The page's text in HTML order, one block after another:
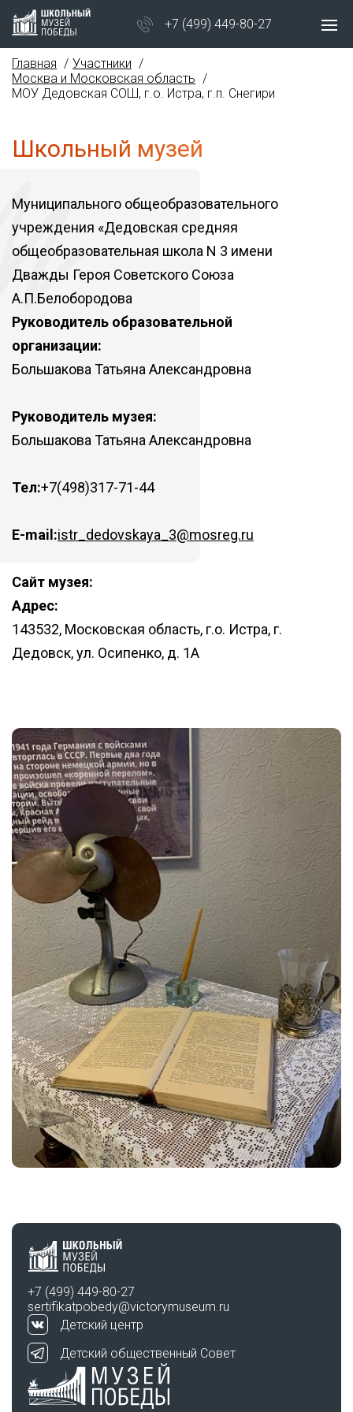
+7 (499) 449-80-27
Главная
Участники
Москва и Московская область
МОУ Дедовская СОШ, г.о. Истра, г.п. Снегири
Школьный музей
Муниципального общеобразовательного
учреждения «Дедовская средняя
общеобразовательная школа N 3 имени
Дважды Героя Советского Союза
А.П.Белобородова
Руководитель образовательной
организации:
Большакова Татьяна Александровна
Руководитель музея:
Большакова Татьяна Александровна
Тел:+7(498)317-71-44
E-mail:istr_dedovskaya_3@mosreg.ru
Сайт музея:
Адрес:
143532, Московская область, г.о. Истра, г.
Дедовск, ул. Осипенко, д. 1А
+7 (499) 449-80-27
sertifikatpobedy@victorymuseum.ru
Детский центр
Детский общественный Совет